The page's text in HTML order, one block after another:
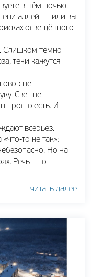
в нём ночью.
аллей — или вы
освещённого
Слишком темно
тени кажутся
не
Свет не
просто есть. И
всерьёз.
то не так»:
Но на
Речь — о
читать далее